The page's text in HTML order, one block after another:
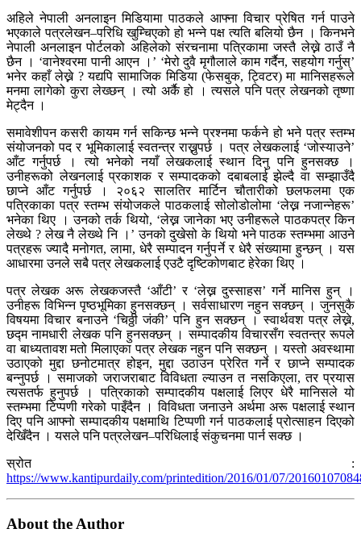
अहिले नेपाली अनलाइन मिडियामा पाठकले आफ्ना विचार प्रेषित गर्न पाउने
भएकाले पत्रलेखन–परिधि खुम्चिएको हो भन्ने पक्ष त्यति बलियो छैन । किनभने
नेपाली अनलाइन पोर्टलको अहिलेको संरचनामा पत्रिकामा जस्तै लेख्ने ठाउँ नै
छैन । ‘वानेश्वरमा पानी आएन ।’ ‘मेरो दुवै मृगौलाले काम गर्दैन, सहयोग गर्नुस्’
भनेर कहाँ लेख्ने ? यद्यपि सामाजिक मिडिया (फेसबुक, ट्विटर) मा मानिसहरूले
मनमा लागेको कुरा लेख्छन् । त्यो अर्कै हो । त्यसले पनि पत्र लेखनको तृष्णा
मेट्दैन ।
समावेशीपन कसरी कायम गर्न सकिन्छ भन्ने प्रश्नमा फर्कने हो भने पत्र स्तम्भ
संयोजनको पद र भूमिकालाई स्वतन्त्र राख्नुपर्छ । पत्र लेखकलाई ‘जोस्याउने’
आँट गर्नुपर्छ । त्यो भनेको नयाँ लेखकलाई स्थान दिनु पनि हुनसक्छ ।
उनीहरूको लेखनलाई प्रकाशक र सम्पादकको दबाबलाई झेल्दै वा सम्झाउँदै
छाप्ने आँट गर्नुपर्छ । २०६२ सालतिर मार्टिन चौतारीको छलफलमा एक
पत्रिकाका पत्र स्तम्भ संयोजकले पाठकलाई सोलोडोलोमा ‘लेख्न नजान्नेहरू’
भनेका थिए । उनको तर्क थियो, ‘लेख्न जानेका भए उनीहरूले पाठकपत्र किन
लेख्थे ? लेख नै लेख्थे नि ।’ उनको दुखेसो के थियो भने पाठक स्तम्भमा आउने
पत्रहरू ज्यादै मनोगत, लामा, धेरै सम्पादन गर्नुपर्ने र धेरै संख्यामा हुन्छन् । यस
आधारमा उनले सबै पत्र लेखकलाई एउटै दृष्टिकोणबाट हेरेका थिए ।
पत्र लेखक अरू लेखकजस्तै ‘आँटी’ र ‘लेख्न दुस्साहस’ गर्ने मानिस हुन् ।
उनीहरू विभिन्न पृष्ठभूमिका हुनसक्छन् । सर्वसाधारण नहुन सक्छन् । जुनसुकै
विषयमा विचार बनाउने ‘चिठ्ठी जंकी’ पनि हुन सक्छन् । स्वार्थवश पत्र लेख्ने,
छद्म नामधारी लेखक पनि हुनसक्छन् । सम्पादकीय विचारसँग स्वतन्त्र रूपले
वा बाध्यतावश मतो मिलाएका पत्र लेखक नहुन पनि सक्छन् । यस्तो अवस्थामा
उठाएको मुद्दा छनोटमात्र होइन, मुद्दा उठाउन प्रेरित गर्ने र छाप्ने सम्पादक
बन्नुपर्छ । समाजको जराजराबाट विविधता ल्याउन त नसकिएला, तर प्रयास
त्यसतर्फ हुनुपर्छ । पत्रिकाको सम्पादकीय पक्षलाई लिएर धेरै मानिसले यो
स्तम्भमा टिप्पणी गरेको पाइँदैन । विविधता जनाउने अर्थमा अरू पक्षलाई स्थान
दिए पनि आफ्नो सम्पादकीय पक्षमाथि टिप्पणी गर्न पाठकलाई प्रोत्साहन दिएको
देखिँदैन । यसले पनि पत्रलेखन–परिधिलाई संकुचनमा पार्न सक्छ ।
स्रोत :
https://www.kantipurdaily.com/printedition/2016/01/07/
About the Author